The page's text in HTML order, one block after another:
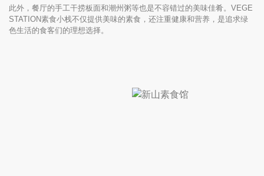
此外，餐厅的手工干捞板面和潮州粥等也是不容错过的美味佳肴。VEGE
STATION素食小栈不仅提供美味的素食，还注重健康和营养，是追求绿
色生活的食客们的理想选择。